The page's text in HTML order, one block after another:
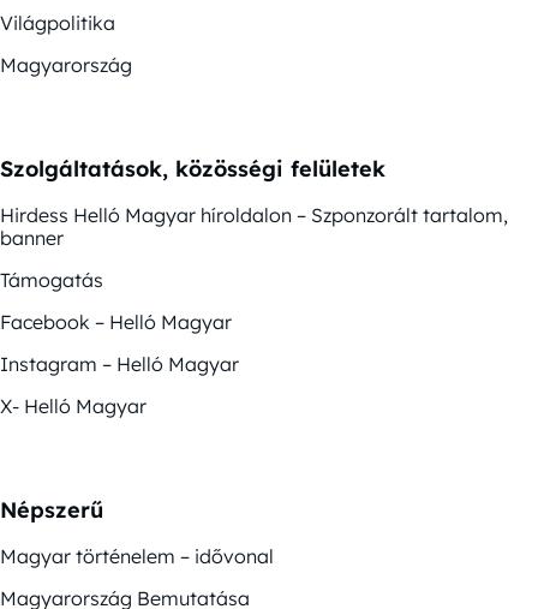
Világpolitika
Magyarország
Szolgáltatások, közösségi felületek
Hirdess Helló Magyar híroldalon – Szponzorált tartalom,
banner
Támogatás
Facebook – Helló Magyar
Instagram – Helló Magyar
X- Helló Magyar
Népszerű
Magyar történelem – idővonal
Magyarország Bemutatása